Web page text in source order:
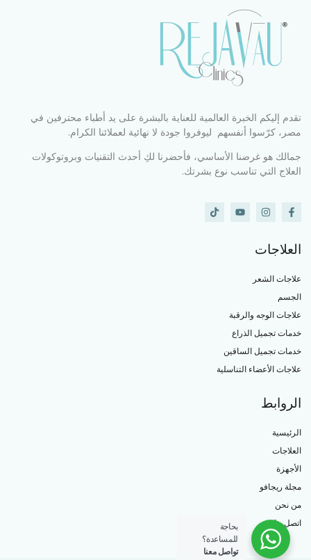
تقدم إليكم الخبرة العالمية للعناية بالبشرة على يد أطباء محترفين في
مصر، كرّسوا أنفسهم ليوفروا جودة لا نهائية لعملائنا الكرام.
جمالك هو غرضنا الأساسي، فأحضرنا لكِ أحدث التقنيات وبروتوكولات
العلاج التي تناسب نوع بشرتك.
العلاجات
علاجات الشعر
الجسم
علاجات الوجه والرقبة
خدمات تجميل الذراع
خدمات تجميل الساقين
علاجات الأعضاء التناسلية
الروابط
الرئيسية
العلاجات
الأجهزة
مجلة ريجافو
من نحن
اتصل بنا
بحاجة
للمساعدة؟
تواصل معنا